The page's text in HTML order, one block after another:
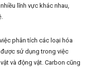
lĩnh vực khác nhau,
phân tích các loại hóa
sử dụng trong việc
và động vật. Carbon cũng